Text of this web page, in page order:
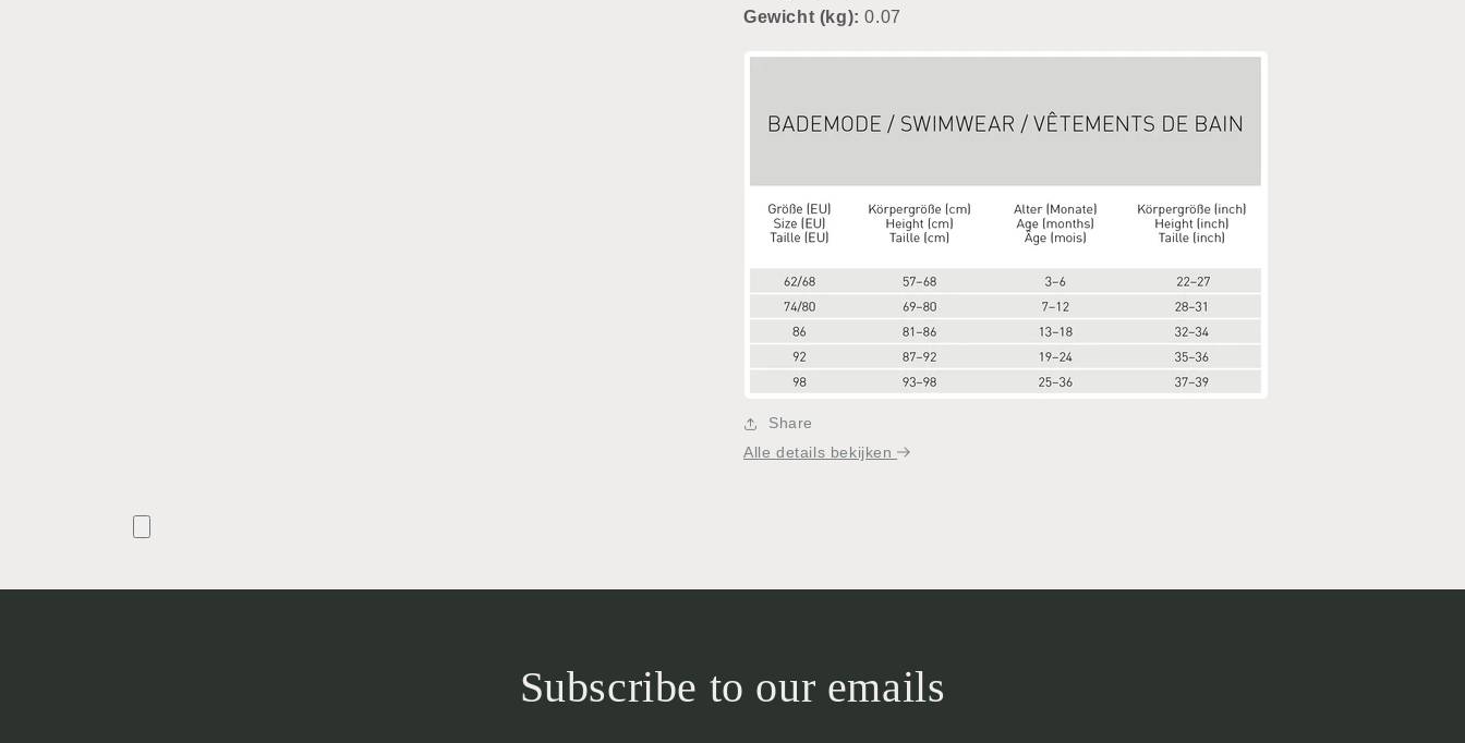
Gewicht (kg): 0.07
Share
Alle details bekijken
Subscribe to our emails